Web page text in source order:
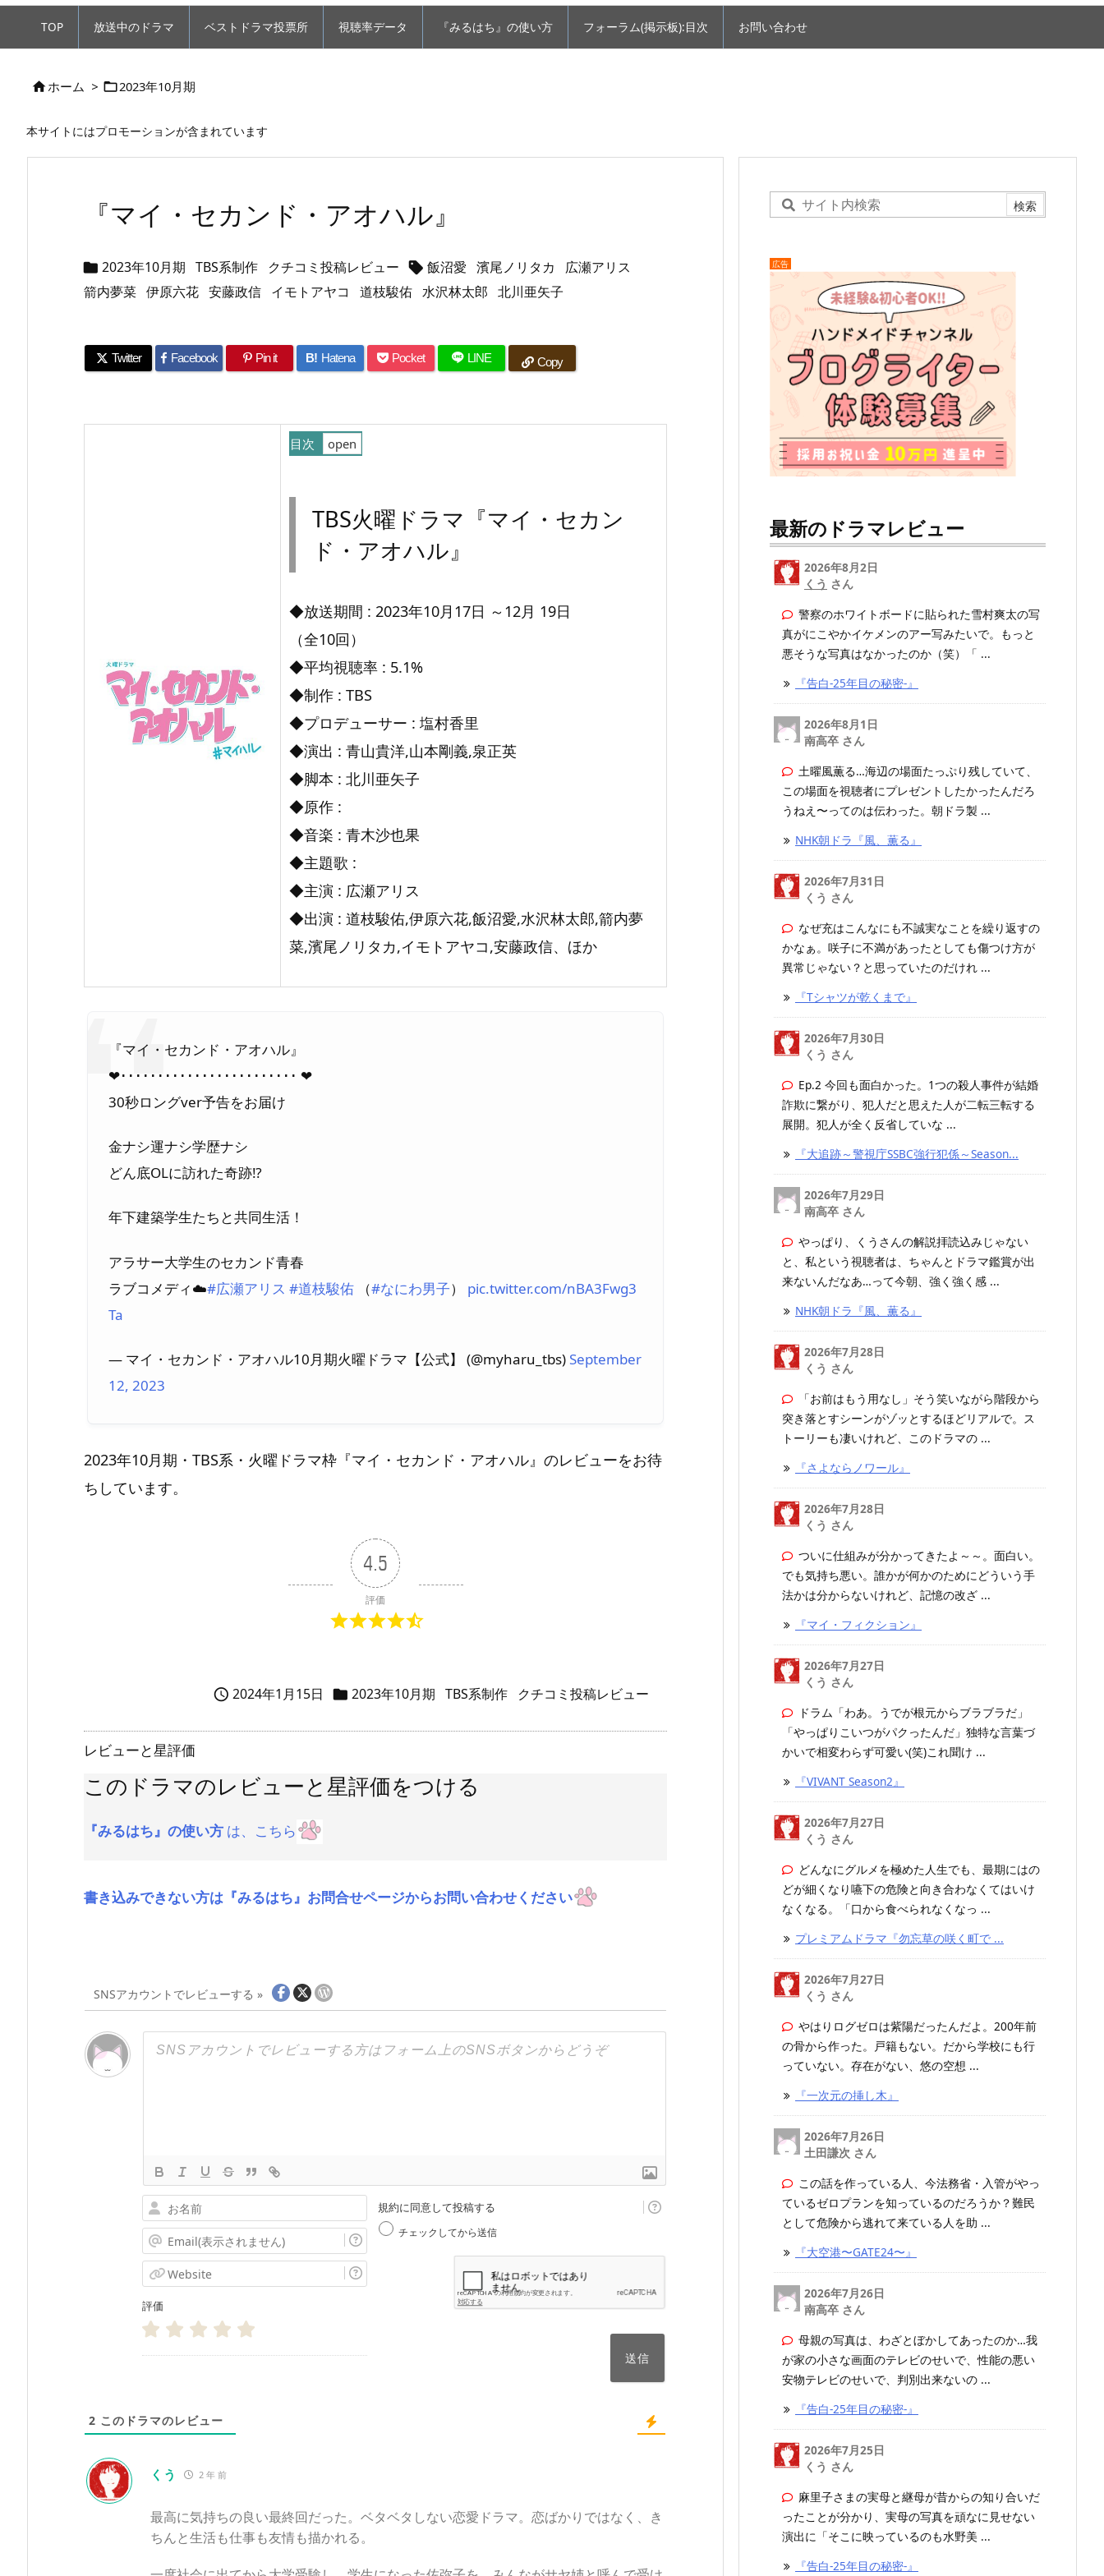
TOP 放送中のドラマ ベストドラマ投票所 視聴率データ 『みるはち』の使い方 フォーラム(掲示板):目次 お問い合わせ
ホーム > 2023年10月期
本サイトにはプロモーションが含まれています
『マイ・セカンド・アオハル』
 2023年10月期 TBS系制作 クチコミ投稿レビュー  飯沼愛 濱尾ノリタカ
広瀬アリス
箭内夢菜 伊原六花 安藤政信 イモトアヤコ 道枝駿佑 水沢林太郎 北川亜矢子
Twitter Facebook Pin it B! Hatena Pocket LINE Copy
目次
曜
ラ
マ
『マ
イ・
セ
カ
ン
ド・
ア
オ
ハ
ル』
TBS火曜ドラマ『マイ・セカン
ド・アオハル』
◆放送期間 : 2023年10月17日 ～12月 19日
（全10回）
◆平均視聴率 : 5.1%
◆制作 : TBS
◆プロデューサー : 塩村香里
◆演出 : 青山貴洋,山本剛義,泉正英
◆脚本 : 北川亜矢子
◆原作 :
◆音楽 : 青木沙也果
◆主題歌 :
◆主演 : 広瀬アリス
◆出演 : 道枝駿佑,伊原六花,飯沼愛,水沢林太郎,箭内夢
菜,濱尾ノリタカ,イモトアヤコ,安藤政信、ほか
『マイ・セカンド・アオハル』
❤︎････････････････････････ ❤︎
30秒ロングver予告をお届け️
金ナシ運ナシ学歴ナシ
どん底OLに訪れた奇跡⁉︎
年下建築学生たちと共同生活！
アラサー大学生のセカンド青春
ラブコメディ☁️#広瀬アリス #道枝駿佑 （#なにわ男子） pic.twitter.com/nBA3Fwg3
Ta
— マイ・セカンド・アオハル10月期火曜ドラマ【公式】 (@myharu_tbs) September
12, 2023
2023年10月期・TBS系・火曜ドラマ枠『マイ・セカンド・アオハル』のレビューをお待
ちしています。
4.5
評価
 2024年1月15日  2023年10月期 TBS系制作 クチコミ投稿レビュー
レビューと星評価
このドラマのレビューと星評価をつける
『みるはち』の使い方 は、こちら
書き込みできない方は『みるはち』お問合せページからお問い合わせください
SNSアカウントでレビューする »
お
名
前
Email(表
示
さ
れ
ま
せ
評価
規約に同意して投稿する
チェックしてから送信
2 このドラマのレビュー
くう 2 年 前
最高に気持ちの良い最終回だった。ベタベタしない恋愛ドラマ。恋ばかりではなく、き
ちんと生活も仕事も友情も描かれる。
広告
最新のドラマレビュー
2026年8月2日
くう さん
警察のホワイトボードに貼られた雪村爽太の写
真がにこやかイケメンのアー写みたいで。もっと
悪そうな写真はなかったのか（笑）「 ...
『告白-25年目の秘密-』
2026年8月1日
南高卒 さん
土曜風薫る…海辺の場面たっぷり残していて、
この場面を視聴者にプレゼントしたかったんだろ
うねえ〜ってのは伝わった。朝ドラ製 ...
NHK朝ドラ『風、薫る』
2026年7月31日
くう さん
なぜ充はこんなにも不誠実なことを繰り返すの
かなぁ。咲子に不満があったとしても傷つけ方が
異常じゃない？と思っていたのだけれ ...
『Tシャツが乾くまで』
2026年7月30日
くう さん
Ep.2 今回も面白かった。1つの殺人事件が結婚
詐欺に繋がり、犯人だと思えた人が二転三転する
展開。犯人が全く反省していな ...
『大追跡～警視庁SSBC強行犯係～Season...
2026年7月29日
南高卒 さん
やっぱり、くうさんの解説拝読込みじゃない
と、私という視聴者は、ちゃんとドラマ鑑賞が出
来ないんだなあ…って今朝、強く強く感 ...
NHK朝ドラ『風、薫る』
2026年7月28日
くう さん
「お前はもう用なし」そう笑いながら階段から
突き落とすシーンがゾッとするほどリアルで。ス
トーリーも凄いけれど、このドラマの ...
『さよならノワール』
2026年7月28日
くう さん
ついに仕組みが分かってきたよ～～。面白い。
でも気持ち悪い。誰かが何かのためにどういう手
法かは分からないけれど、記憶の改ざ ...
『マイ・フィクション』
2026年7月27日
くう さん
ドラム「わあ。うでが根元からブラブラだ」
「やっぱりこいつがパクったんだ」独特な言葉づ
かいで相変わらず可愛い(笑)これ聞け ...
『VIVANT Season2』
2026年7月27日
くう さん
どんなにグルメを極めた人生でも、最期にはの
どが細くなり嚥下の危険と向き合わなくてはいけ
なくなる。「口から食べられなくなっ ...
プレミアムドラマ『勿忘草の咲く町で ...
2026年7月27日
くう さん
やはりログゼロは紫陽だったんだよ。200年前
の骨から作った。戸籍もない。だから学校にも行
っていない。存在がない、悠の空想 ...
『一次元の挿し木』
2026年7月26日
土田謙次 さん
この話を作っている人、今法務省・入管がやっ
ているゼロプランを知っているのだろうか？難民
として危険から逃れて来ている人を助 ...
『大空港〜GATE24〜』
2026年7月26日
南高卒 さん
母親の写真は、わざとぼかしてあったのか…我
が家の小さな画面のテレビのせいで、性能の悪い
安物テレビのせいで、判別出来ないの ...
『告白-25年目の秘密-』
2026年7月25日
くう さん
麻里子さまの実母と継母が昔からの知り合いだ
ったことが分かり、実母の写真を頑なに見せない
演出に「そこに映っているのも水野美 ...
『告白-25年目の秘密-』